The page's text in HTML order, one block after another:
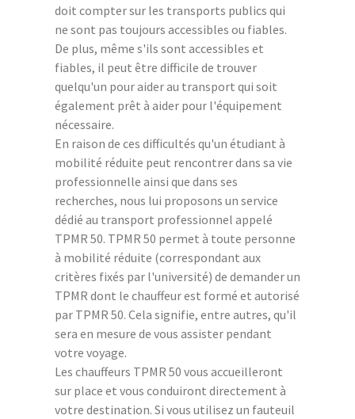
doit compter sur les transports publics qui
ne sont pas toujours accessibles ou fiables.
De plus, même s'ils sont accessibles et
fiables, il peut être difficile de trouver
quelqu'un pour aider au transport qui soit
également prêt à aider pour l'équipement
nécessaire.
En raison de ces difficultés qu'un étudiant à
mobilité réduite peut rencontrer dans sa vie
professionnelle ainsi que dans ses
recherches, nous lui proposons un service
dédié au transport professionnel appelé
TPMR 50. TPMR 50 permet à toute personne
à mobilité réduite (correspondant aux
critères fixés par l'université) de demander un
TPMR dont le chauffeur est formé et autorisé
par TPMR 50. Cela signifie, entre autres, qu'il
sera en mesure de vous assister pendant
votre voyage.
Les chauffeurs TPMR 50 vous accueilleront
sur place et vous conduiront directement à
votre destination. Si vous utilisez un fauteuil